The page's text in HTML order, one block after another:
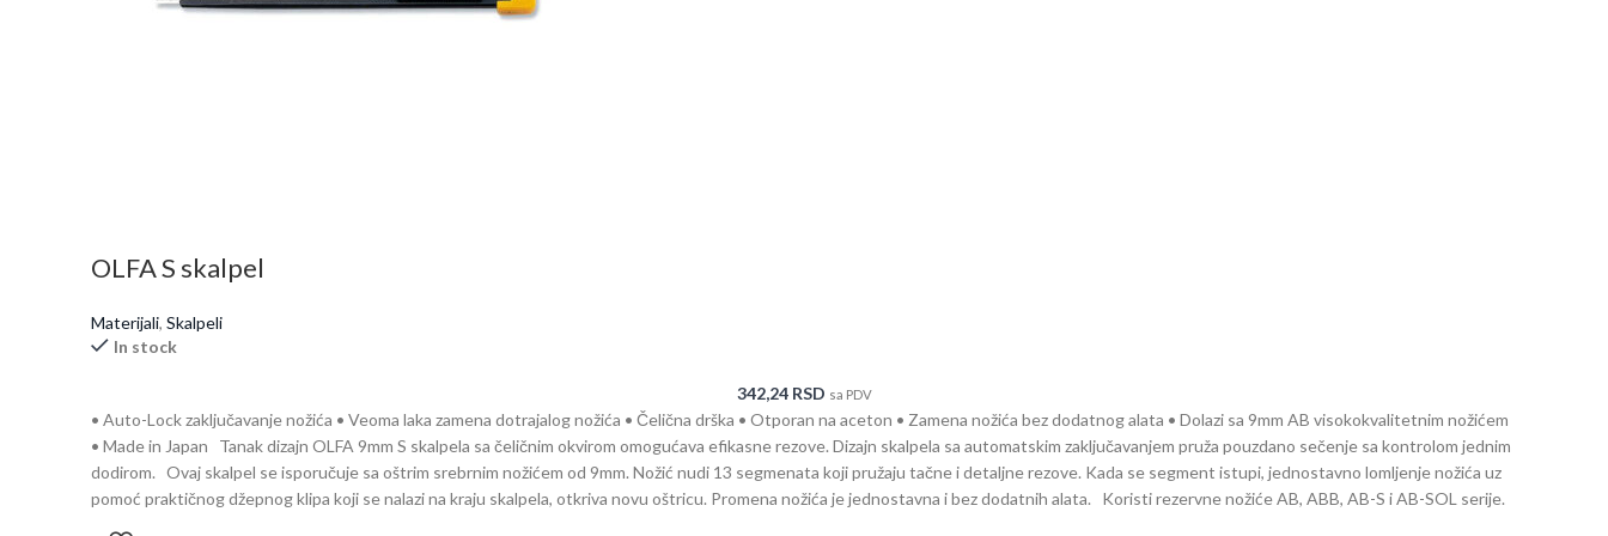
OLFA S skalpel
Materijali, Skalpeli
In stock
342,24 RSD sa PDV
• Auto-Lock zaključavanje nožića • Veoma laka zamena dotrajalog nožića • Čelična drška • Otporan na aceton • Zamena nožića bez dodatnog alata • Dolazi sa 9mm AB visokokvalitetnim nožićem
• Made in Japan Tanak dizajn OLFA 9mm S skalpela sa čeličnim okvirom omogućava efikasne rezove. Dizajn skalpela sa automatskim zaključavanjem pruža pouzdano sečenje sa kontrolom jednim
dodirom. Ovaj skalpel se isporučuje sa oštrim srebrnim nožićem od 9mm. Nožić nudi 13 segmenata koji pružaju tačne i detaljne rezove. Kada se segment istupi, jednostavno lomljenje nožića uz
pomoć praktičnog džepnog klipa koji se nalazi na kraju skalpela, otkriva novu oštricu. Promena nožića je jednostavna i bez dodatnih alata. Koristi rezervne nožiće AB, ABB, AB-S i AB-SOL serije.